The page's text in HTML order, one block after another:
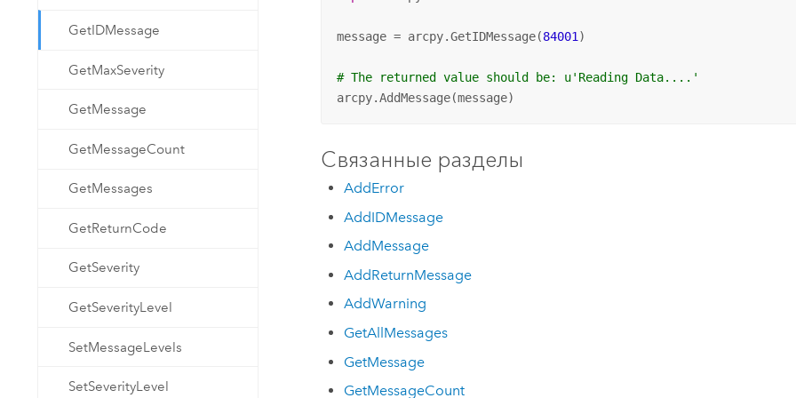
GetIDMessage
GetMaxSeverity
GetMessage
GetMessageCount
GetMessages
GetReturnCode
GetSeverity
GetSeverityLevel
SetMessageLevels
SetSeverityLevel
message = arcpy.GetIDMessage(84001 )
# The returned value should be: u'Reading Data....'
arcpy.AddMessage(message)
Связанные разделы
AddError
AddIDMessage
AddMessage
AddReturnMessage
AddWarning
GetAllMessages
GetMessage
GetMessageCount